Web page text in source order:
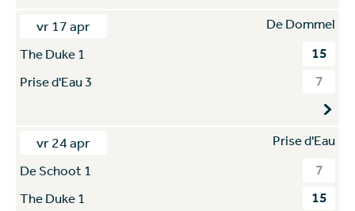
vr 17 apr
De Dommel
The Duke 1
15
Prise d'Eau 3 7
vr 24 apr
Prise d'Eau
De Schoot 1
7
The Duke 1 15